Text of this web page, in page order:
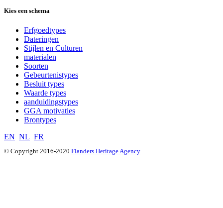
Kies een schema
Erfgoedtypes
Dateringen
Stijlen en Culturen
materialen
Soorten
Gebeurtenistypes
Besluit types
Waarde types
aanduidingstypes
GGA motivaties
Brontypes
EN NL FR
© Copyright 2016-2020 Flanders Heritage Agency